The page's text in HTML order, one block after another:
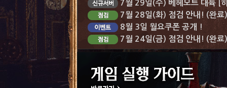
7월 29일(수) 베헤모트 대륙 [
7월 28일(화) 점검 안내! (완료)
8월 3일 월요쿠폰 공개 !
7월 24일(금) 점검 안내! (완료)